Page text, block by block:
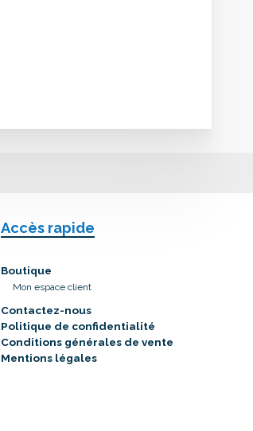
Accès rapide
Boutique
Mon espace client
Contactez-nous
Politique de confidentialité
Conditions générales de vente
Mentions légales